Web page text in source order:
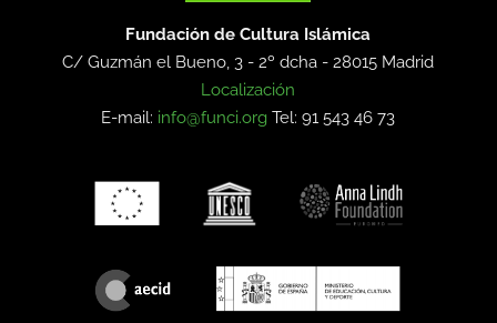
Fundación de Cultura Islámica
C/ Guzmán el Bueno, 3 - 2º dcha -28015 Madrid
Localización
E-mail: info@funci.org Tel: 91 543 46 73